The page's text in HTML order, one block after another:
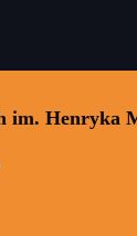
im. Henryka